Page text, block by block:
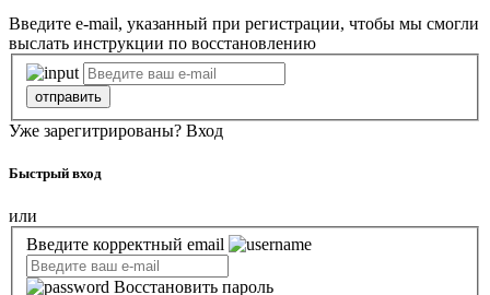
Введите e-mail, указанный при регистрации, чтобы мы смогли
выслать инструкции по восстановлению
отправить
Уже зарегитрированы? Вход
Быстрый вход
или
Введите корректный email
Восстановить пароль